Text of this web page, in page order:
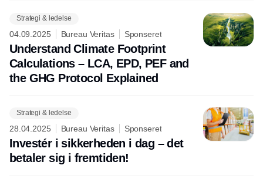
Strategi & ledelse
04.09.2025 Bureau Veritas Sponseret
Understand Climate Footprint
Calculations – LCA, EPD, PEF and
the GHG Protocol Explained
Strategi & ledelse
28.04.2025 Bureau Veritas Sponseret
Investér i sikkerheden i dag – det
betaler sig i fremtiden!